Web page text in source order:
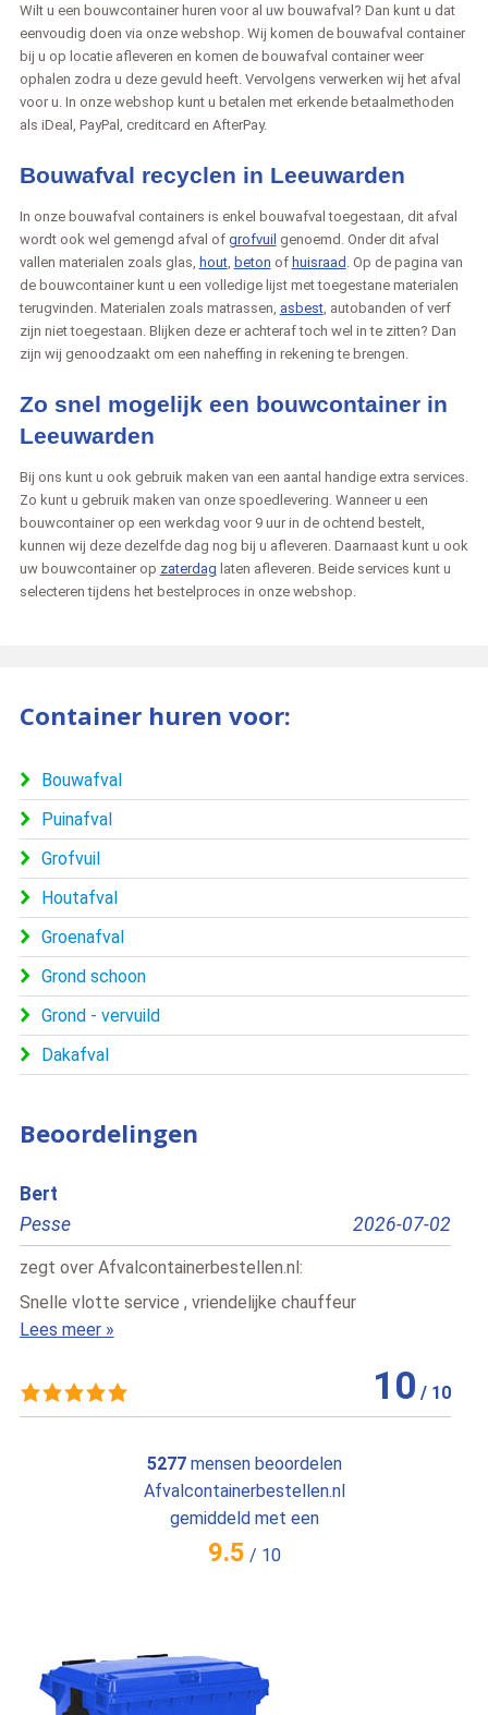
Wilt u een bouwcontainer huren voor al uw bouwafval? Dan kunt u dat
eenvoudig doen via onze webshop. Wij komen de bouwafval container
bij u op locatie afleveren en komen de bouwafval container weer
ophalen zodra u deze gevuld heeft. Vervolgens verwerken wij het afval
voor u. In onze webshop kunt u betalen met erkende betaalmethoden
als iDeal, PayPal, creditcard en AfterPay.
Bouwafval recyclen in Leeuwarden
In onze bouwafval containers is enkel bouwafval toegestaan, dit afval
wordt ook wel gemengd afval of grofvuil genoemd. Onder dit afval
vallen materialen zoals glas, hout, beton of huisraad . Op de pagina van
de bouwcontainer kunt u een volledige lijst met toegestane materialen
terugvinden. Materialen zoals matrassen, asbest, autobanden of verf
zijn niet toegestaan. Blijken deze er achteraf toch wel in te zitten? Dan
zijn wij genoodzaakt om een naheffing in rekening te brengen.
Zo snel mogelijk een bouwcontainer in
Leeuwarden
Bij ons kunt u ook gebruik maken van een aantal handige extra services.
Zo kunt u gebruik maken van onze spoedlevering. Wanneer u een
bouwcontainer op een werkdag voor 9 uur in de ochtend bestelt,
kunnen wij deze dezelfde dag nog bij u afleveren. Daarnaast kunt u ook
uw bouwcontainer op zaterdag laten afleveren. Beide services kunt u
selecteren tijdens het bestelproces in onze webshop.
Container huren voor:
Bouwafval
Puinafval
Grofvuil
Houtafval
Groenafval
Grond schoon
Grond - vervuild
Dakafval
Beoordelingen
2026-07-02
10/10
zegt overAfvalcontainerbestellen.nl
Dit is de tweede keer dat ik containers heb
snelle levering en uitstekende service, bedankt.
5277mensen beoordelen
Afvalcontainerbestellen.nl
gemiddeld met een
9.5 / 10